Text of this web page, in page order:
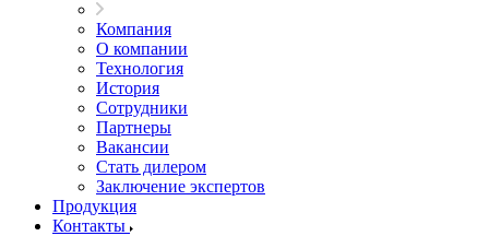
Компания
О компании
Технология
История
Сотрудники
Партнеры
Вакансии
Стать дилером
Заключение экспертов
Продукция
Контакты